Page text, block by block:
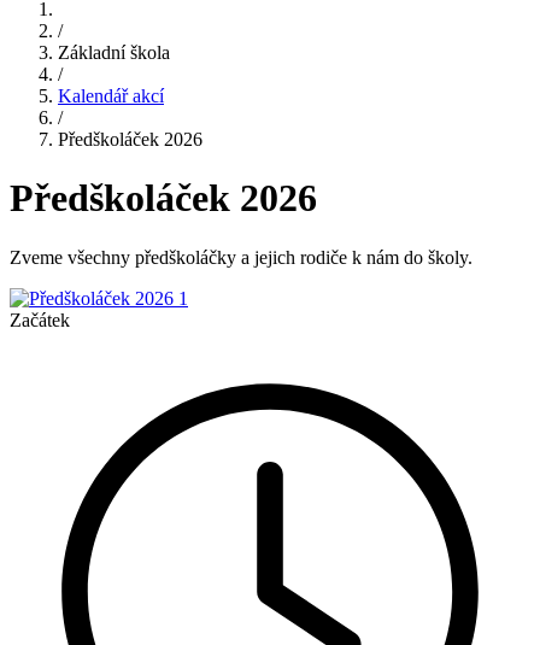
/
Základní škola
/
Kalendář akcí
/
Předškoláček 2026
Předškoláček 2026
Zveme všechny předškoláčky a jejich rodiče k nám do školy.
Začátek